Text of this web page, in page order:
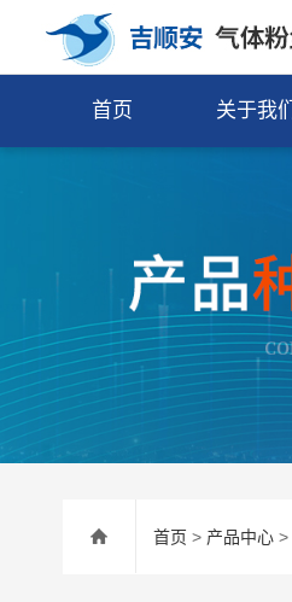
首页 关于我们
首页 > 产品中心 >